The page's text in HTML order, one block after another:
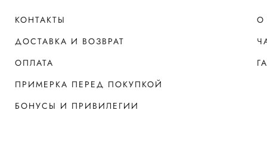
КОНТАКТЫ
ДОСТАВКА И ВОЗВРАТ
ОПЛАТА
ПРИМЕРКА ПЕРЕД ПОКУПКОЙ
БОНУСЫ И ПРИВИЛЕГИИ
О